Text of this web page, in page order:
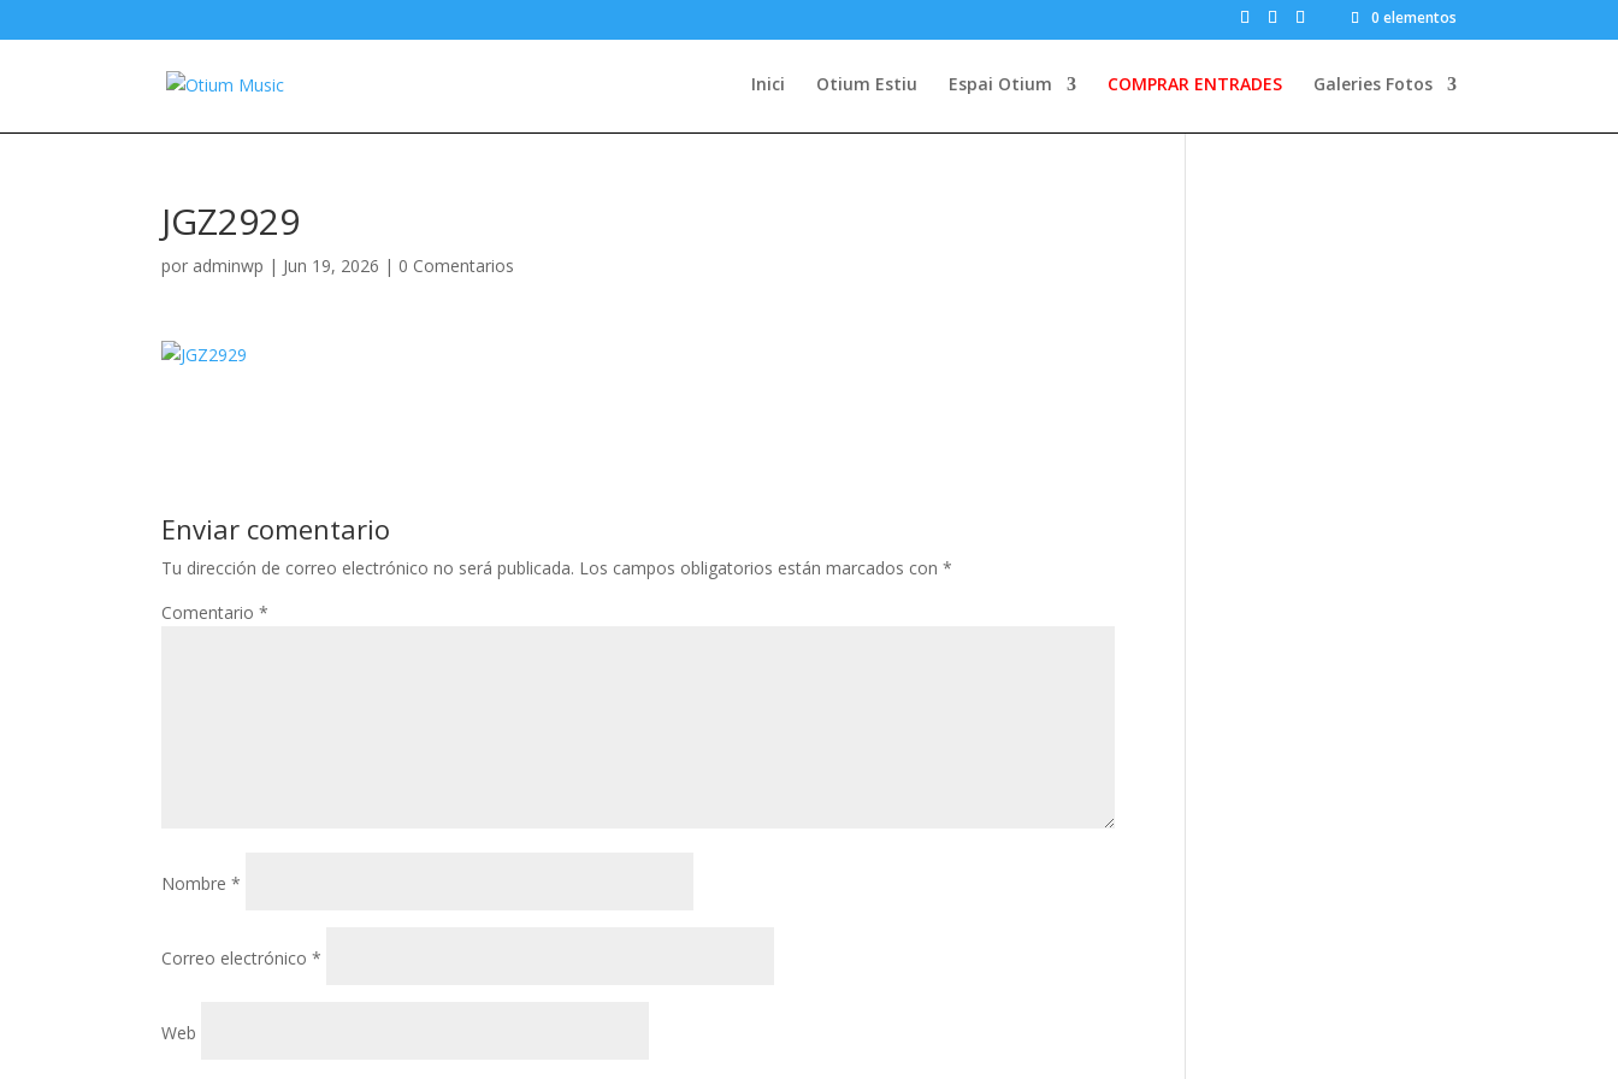
0 elementos
Inici Otium Estiu Espai Otium COMPRAR ENTRADES Galeries Fotos
JGZ2929
por adminwp | Jun 19, 2026 | 0 Comentarios
Enviar comentario
Tu dirección de correo electrónico no será publicada. Los campos obligatorios están marcados con*
Comentario*
Nombre*
Correo electrónico*
Web